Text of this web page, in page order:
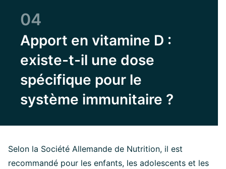
04
Apport en vitamine D :
existe-t-il une dose
spécifique pour le
système immunitaire ?
Selon la Société Allemande de Nutrition, il est
recommandé pour les enfants, les adolescents et les